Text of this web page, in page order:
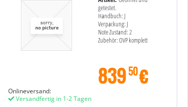
getestet.
Handbuch: J
Verpackung: J
Note Zustand: 2
Zubehör: OVP komplett
83950€
Onlineversand:
Versandfertig in 1-2 Tagen